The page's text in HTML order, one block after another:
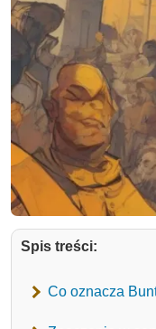
Spis treści:
Co oznacza